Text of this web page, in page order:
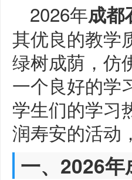
2026年成都
其优良的教学
绿树成荫，仿
一个良好的学
学生们的学习
润寿安的活动
一、2026